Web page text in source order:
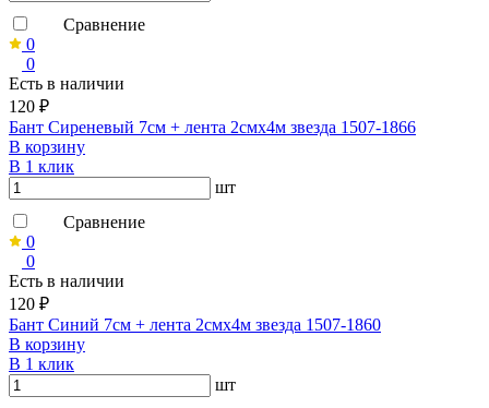
Сравнение
0
0
Есть в наличии
120 ₽
Бант Сиреневый 7см + лента 2смх4м звезда 1507-1866
В корзину
В 1 клик
шт
Сравнение
0
0
Есть в наличии
120 ₽
Бант Синий 7см + лента 2смх4м звезда 1507-1860
В корзину
В 1 клик
шт